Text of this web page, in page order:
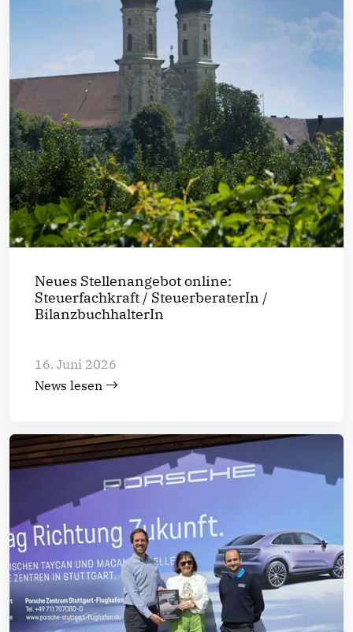
Neues Stellenangebot online:
Steuerfachkraft / SteuerberaterIn /
BilanzbuchhalterIn
16. Juni 2026
News lesen